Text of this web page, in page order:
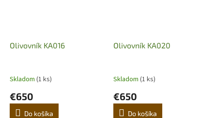
Olivovník KA016
Skladom (1 ks)
€650
Do košíka
Olivovník KA020
Skladom (1 ks)
€650
Do košíka